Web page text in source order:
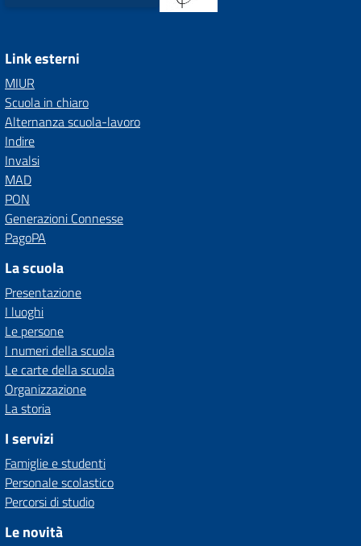
Link esterni
MIUR
Scuola in chiaro
Alternanza scuola-lavoro
Indire
Invalsi
MAD
PON
Generazioni Connesse
PagoPA
La scuola
Presentazione
I luoghi
Le persone
I numeri della scuola
Le carte della scuola
Organizzazione
La storia
I servizi
Famiglie e studenti
Personale scolastico
Percorsi di studio
Le novità